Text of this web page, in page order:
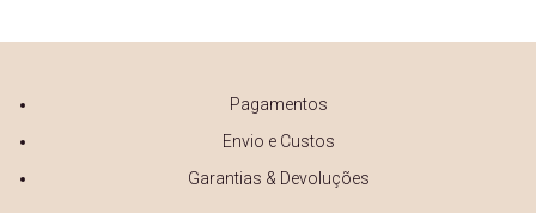
Pagamentos
Envio e Custos
Garantias & Devoluções